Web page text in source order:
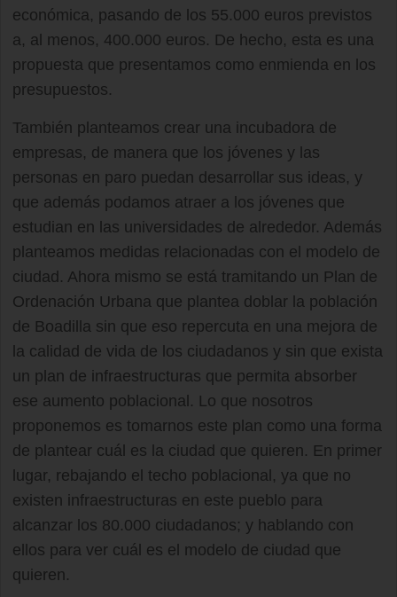
económica, pasando de los 55.000 euros previstos
a, al menos, 400.000 euros. De hecho, esta es una
propuesta que presentamos como enmienda en los
presupuestos.
También planteamos crear una incubadora de
empresas, de manera que los jóvenes y las
personas en paro puedan desarrollar sus ideas, y
que además podamos atraer a los jóvenes que
estudian en las universidades de alrededor. Además
planteamos medidas relacionadas con el modelo de
ciudad. Ahora mismo se está tramitando un Plan de
Ordenación Urbana que plantea doblar la población
de Boadilla sin que eso repercuta en una mejora de
la calidad de vida de los ciudadanos y sin que exista
un plan de infraestructuras que permita absorber
ese aumento poblacional. Lo que nosotros
proponemos es tomarnos este plan como una forma
de plantear cuál es la ciudad que quieren. En primer
lugar, rebajando el techo poblacional, ya que no
existen infraestructuras en este pueblo para
alcanzar los 80.000 ciudadanos; y hablando con
ellos para ver cuál es el modelo de ciudad que
quieren.